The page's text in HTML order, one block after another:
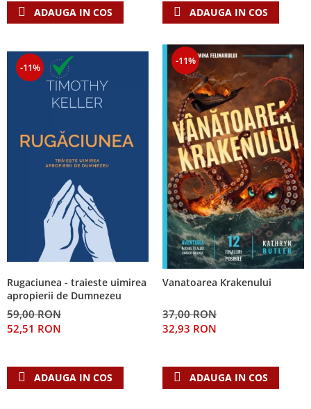
ADAUGA IN COS ADAUGA IN COS
-11%
Rugaciunea - traieste uimirea
apropierii de Dumnezeu
59,00 RON
52,51 RON
ADAUGA IN COS
-11%
Vanatoarea Krakenului
37,00 RON
32,93 RON
ADAUGA IN COS